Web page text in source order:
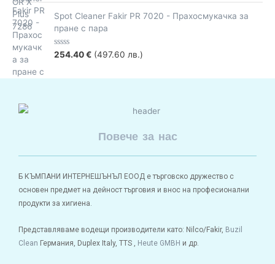
f
5
t
e
d
0
u
t
5
Spot Cleaner Fakir PR 7020 - Прахосмукачка за
пране с пара
R
e
254.40€ (497.60 лв.)
Повече за нас
Б КЪМПАНИ ИНТЕРНЕШЪНЪЛ ЕООД е търговско дружество с
основен предмет на дейност търговия и внос на професионални
продукти за хигиена.
Представляваме водещи производители като: Nilco/Fakir, Buzil
Clean Германия, Duplex Italy, TTS , Heute GMBH и др.